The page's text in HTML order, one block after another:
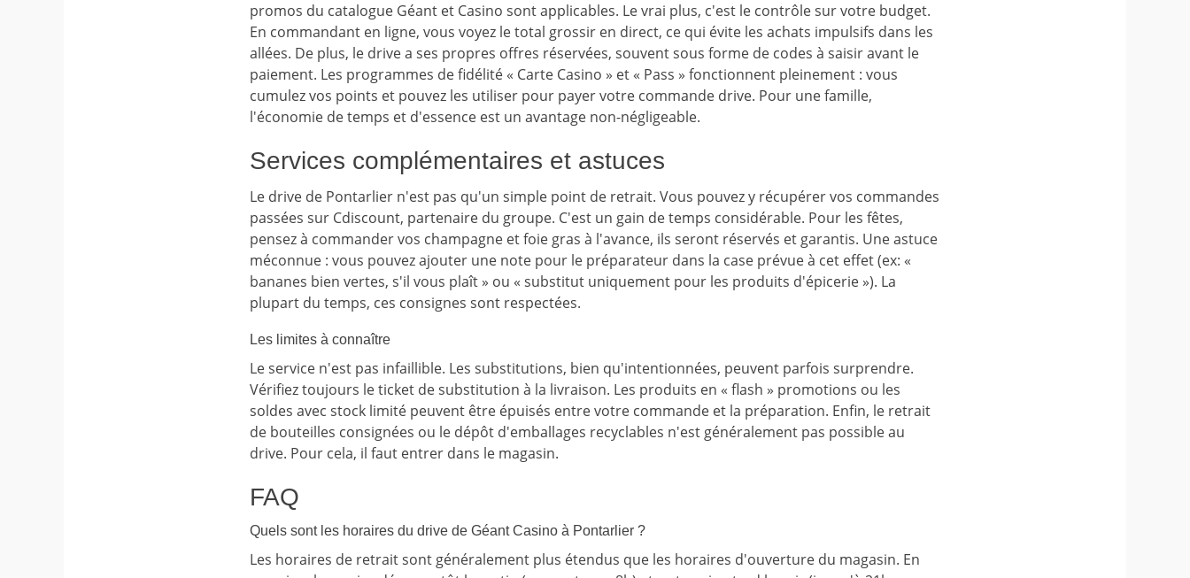
promos du catalogue Géant et Casino sont applicables. Le vrai plus, c'est le contrôle sur votre budget.
En commandant en ligne, vous voyez le total grossir en direct, ce qui évite les achats impulsifs dans les
allées. De plus, le drive a ses propres offres réservées, souvent sous forme de codes à saisir avant le
paiement. Les programmes de fidélité « Carte Casino » et « Pass » fonctionnent pleinement : vous
cumulez vos points et pouvez les utiliser pour payer votre commande drive. Pour une famille,
l'économie de temps et d'essence est un avantage non-négligeable.
Services complémentaires et astuces
Le drive de Pontarlier n'est pas qu'un simple point de retrait. Vous pouvez y récupérer vos commandes
passées sur Cdiscount, partenaire du groupe. C'est un gain de temps considérable. Pour les fêtes,
pensez à commander vos champagne et foie gras à l'avance, ils seront réservés et garantis. Une astuce
méconnue : vous pouvez ajouter une note pour le préparateur dans la case prévue à cet effet (ex: «
bananes bien vertes, s'il vous plaît » ou « substitut uniquement pour les produits d'épicerie »). La
plupart du temps, ces consignes sont respectées.
Les limites à connaître
Le service n'est pas infaillible. Les substitutions, bien qu'intentionnées, peuvent parfois surprendre.
Vérifiez toujours le ticket de substitution à la livraison. Les produits en « flash » promotions ou les
soldes avec stock limité peuvent être épuisés entre votre commande et la préparation. Enfin, le retrait
de bouteilles consignées ou le dépôt d'emballages recyclables n'est généralement pas possible au
drive. Pour cela, il faut entrer dans le magasin.
FAQ
Quels sont les horaires du drive de Géant Casino à Pontarlier ?
Les horaires de retrait sont généralement plus étendus que les horaires d'ouverture du magasin. En